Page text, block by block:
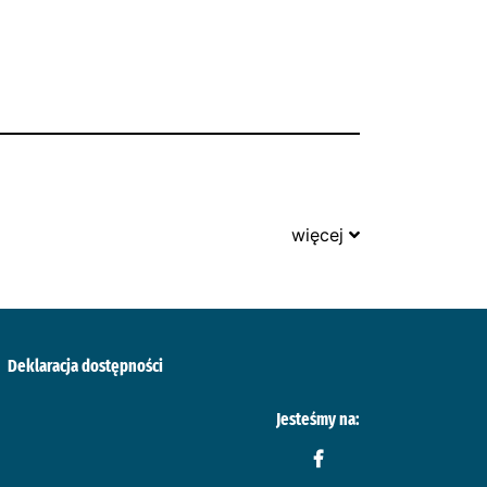
więcej
Deklaracja dostępności
Jesteśmy na: